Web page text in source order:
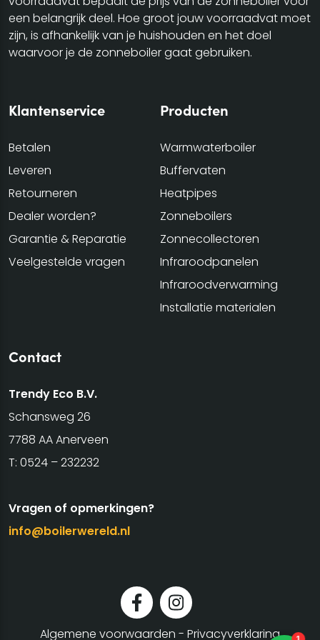
een belangrijk deel. Hoe groot jouw voorraadvat moet
zijn, is afhankelijk van je huishouden en het doel
waarvoor je de zonneboiler gaat gebruiken.
Klantenservice
Betalen
Leveren
Retourneren
Dealer worden?
Garantie & Reparatie
Veelgestelde vragen
Producten
Warmwaterboiler
Buffervaten
Heatpipes
Zonneboilers
Zonnecollectoren
Infraroodpanelen
Infraroodverwarming
Installatie materialen
Contact
Trendy Eco B.V.
Schansweg 26
7788 AA Anerveen
T: 0524 – 232232
Vragen of opmerkingen?
info@boilerwereld.nl
Algemene voorwaarden - Privacyverklaring